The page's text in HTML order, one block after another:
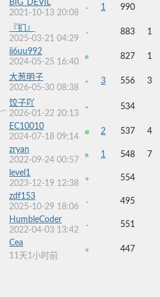
BIG_DEVIL
2021-10-13 20:08
1 990
『扪』
2025-03-21 04:29
883 1
ii6uu992
2024-05-25 16:40
827 1
大葱明子
2026-05-30 08:38
3 556 3
饺子吖
2026-01-22 20:13
534
EC10010
2024-07-18 09:14
2 537 4
zryan
2022-09-24 00:57
1 548 7
level1
2023-12-19 12:38
554
zdf153
2025-10-29 18:06
495
HumbleCoder
2022-04-03 13:42
551
Cea
11天1小时前
447